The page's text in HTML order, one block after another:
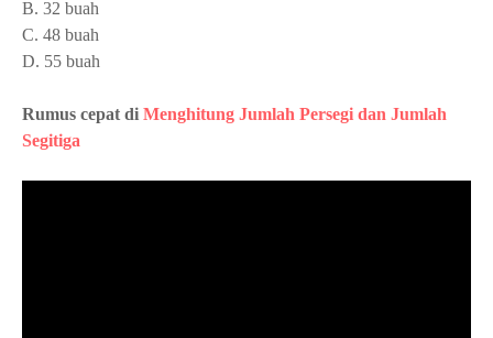
B. 32 buah
C. 48 buah
D. 55 buah
Rumus cepat di Menghitung Jumlah Persegi dan Jumlah
Segitiga